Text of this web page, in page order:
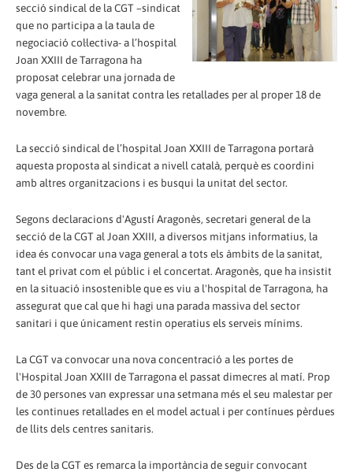
secció sindical de la CGT –sindicat
que no participa a la taula de
negociació col·lectiva- a l’hospital
Joan XXIII de Tarragona ha
proposat celebrar una jornada de
vaga general a la sanitat contra les retallades per al proper 18 de
novembre.
La secció sindical de l’hospital Joan XXIII de Tarragona portarà
aquesta proposta al sindicat a nivell català, perquè es coordini
amb altres organitzacions i es busqui la unitat del sector.
Segons declaracions d'Agustí Aragonès, secretari general de la
secció de la CGT al Joan XXIII, a diversos mitjans informatius, la
idea és convocar una vaga general a tots els àmbits de la sanitat,
tant el privat com el públic i el concertat. Aragonès, que ha insistit
en la situació insostenible que es viu a l'hospital de Tarragona, ha
assegurat que cal que hi hagi una parada massiva del sector
sanitari i que únicament restin operatius els serveis mínims.
La CGT va convocar una nova concentració a les portes de
l'Hospital Joan XXIII de Tarragona el passat dimecres al matí. Prop
de 30 persones van expressar una setmana més el seu malestar per
les continues retallades en el model actual i per contínues pèrdues
de llits dels centres sanitaris.
Des de la CGT es remarca la importància de seguir convocant